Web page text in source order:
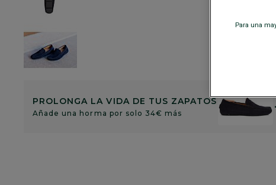
PROLONGA LA VIDA DE TUS ZAPATOS
Añade una horma por solo 34€ más
Para una